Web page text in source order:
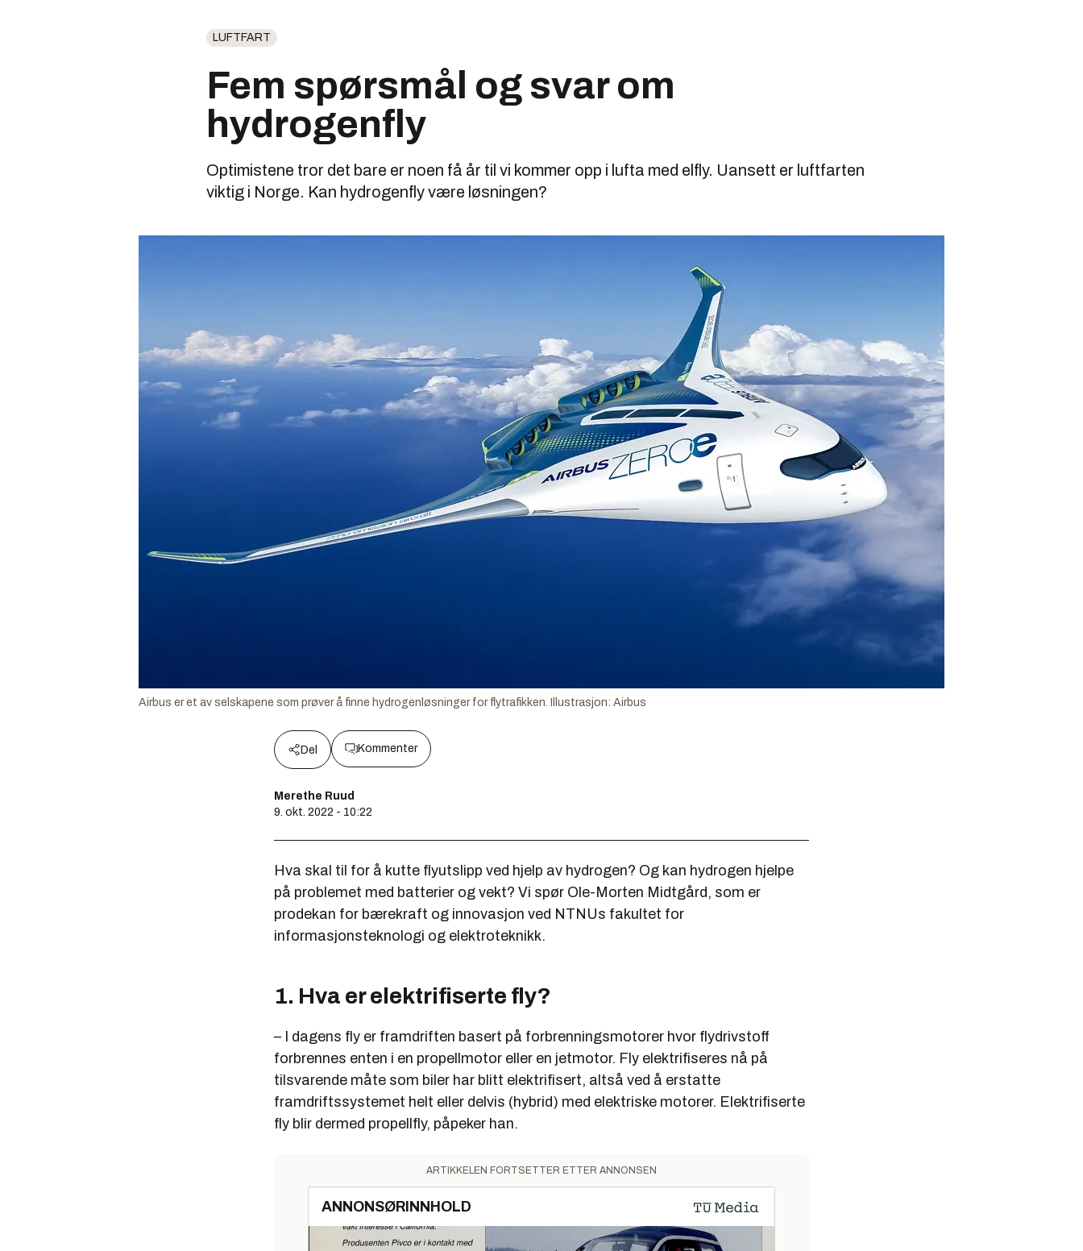
LUFTFART
Fem spørsmål og svar om
hydrogenfly
Optimistene tror det bare er noen få år til vi kommer opp i lufta med elfly. Uansett er luftfarten
viktig i Norge. Kan hydrogenfly være løsningen?
Airbus er et av selskapene som prøver å finne hydrogenløsninger for flytrafikken. Illustrasjon: Airbus
Del Kommenter
Merethe Ruud
9. okt. 2022 - 10:22
Hva skal til for å kutte flyutslipp ved hjelp av hydrogen? Og kan hydrogen hjelpe
på problemet med batterier og vekt? Vi spør Ole-Morten Midtgård, som er
prodekan for bærekraft og innovasjon ved NTNUs fakultet for
informasjonsteknologi og elektroteknikk.
1. Hva er elektrifiserte fly?
– I dagens fly er framdriften basert på forbrenningsmotorer hvor flydrivstoff
forbrennes enten i en propellmotor eller en jetmotor. Fly elektrifiseres nå på
tilsvarende måte som biler har blitt elektrifisert, altså ved å erstatte
framdriftssystemet helt eller delvis (hybrid) med elektriske motorer. Elektrifiserte
fly blir dermed propellfly, påpeker han.
ARTIKKELEN FORTSETTER ETTER ANNONSEN
ANNONSØRINNHOLD